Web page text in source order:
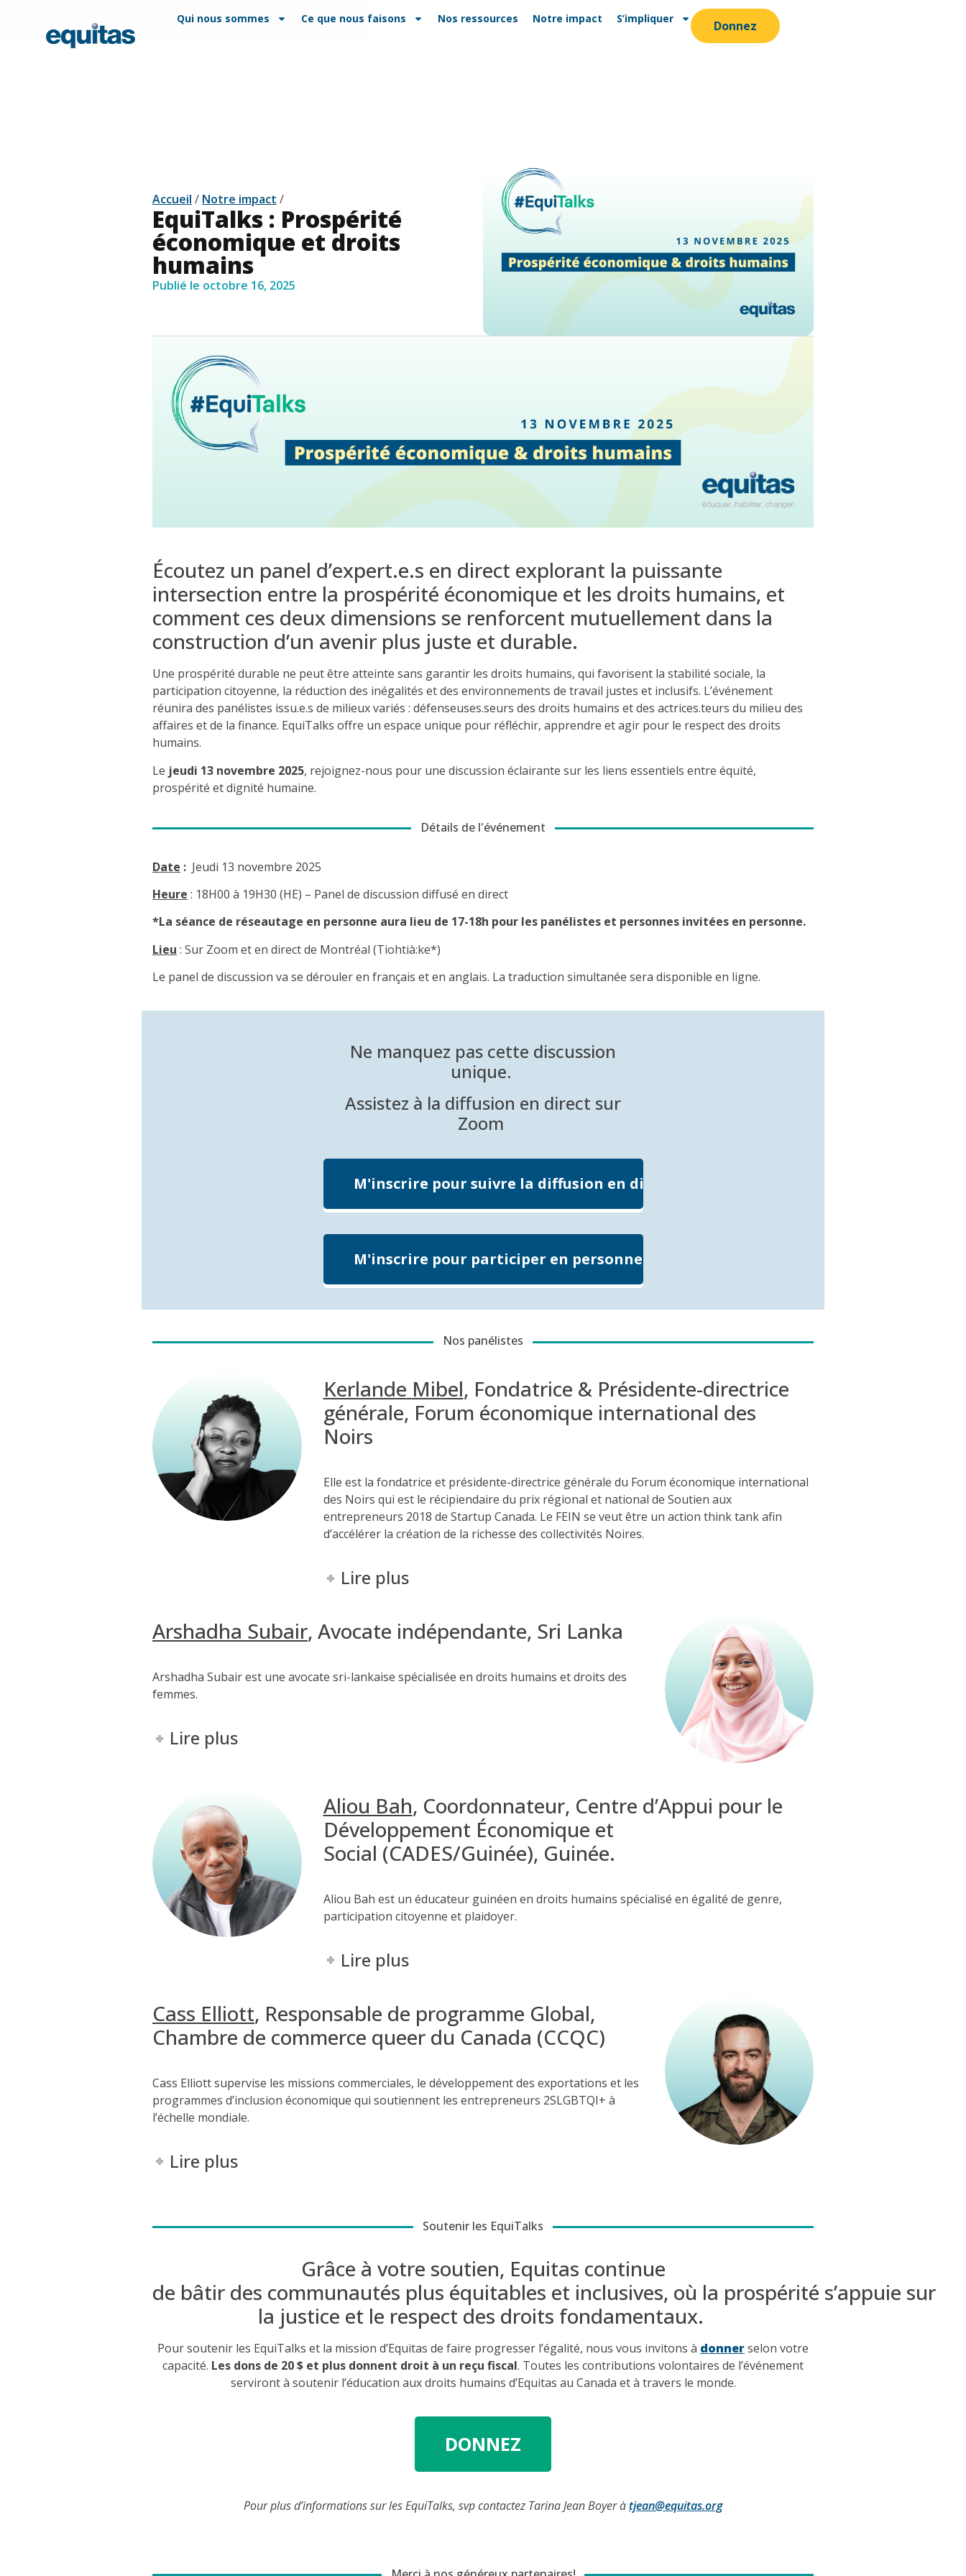
Qui nous sommes Ce que nous faisons Nos ressources Notre impact S’impliquer Donnez
Accueil / Notre impact /
EquiTalks : Prospérité
économique et droits
humains
Publié le octobre 16, 2025
Écoutez un panel d’expert.e.s en direct explorant la puissante
intersection entre la prospérité économique et les droits humains, et
comment ces deux dimensions se renforcent mutuellement dans la
construction d’un avenir plus juste et durable.
Une prospérité durable ne peut être atteinte sans garantir les droits humains, qui favorisent la stabilité sociale, la
participation citoyenne, la réduction des inégalités et des environnements de travail justes et inclusifs. L’événement
réunira des panélistes issu.e.s de milieux variés : défenseuses.seurs des droits humains et des actrices.teurs du milieu des
affaires et de la finance. EquiTalks offre un espace unique pour réfléchir, apprendre et agir pour le respect des droits
humains.
Le jeudi 13 novembre 2025, rejoignez-nous pour une discussion éclairante sur les liens essentiels entre équité,
prospérité et dignité humaine.
Détails de l'événement
Date : Jeudi 13 novembre 2025
Heure : 18H00 à 19H30 (HE) – Panel de discussion diffusé en direct
*La séance de réseautage en personne aura lieu de 17-18h pour les panélistes et personnes invitées en personne.
Lieu : Sur Zoom et en direct de Montréal (Tiohtià:ke*)
Le panel de discussion va se dérouler en français et en anglais. La traduction simultanée sera disponible en ligne.
Ne manquez pas cette discussion
unique.
Assistez à la diffusion en direct sur
Zoom
M'inscrire pour suivre la diffusion en direct
M'inscrire pour participer en personne
Nos panélistes
Kerlande Mibel, Fondatrice & Présidente-directrice
générale, Forum économique international des
Noirs
Elle est la fondatrice et présidente-directrice générale du Forum économique international
des Noirs qui est le récipiendaire du prix régional et national de Soutien aux
entrepreneurs 2018 de Startup Canada. Le FEIN se veut être un action thinktank afin
d’accélérer la création de la richesse des collectivités Noires.
Lire plus
Arshadha Subair, Avocate indépendante, Sri Lanka
Arshadha Subairest une avocate sri-lankaise spécialisée en droits humains et droits des
femmes.
Lire plus
Aliou Bah, Coordonnateur, Centre d’Appui pour le
Développement Économique et
Social (CADES/Guinée), Guinée.
Aliou Bah est un éducateur guinéen en droits humains spécialisé en égalité de genre,
participation citoyenne et plaidoyer.
Lire plus
Cass Elliott, Responsable de programme Global,
Chambre de commerce queer du Canada (CCQC)
Cass Elliott supervise les missions commerciales, le développement des exportations et les
programmes d’inclusion économique qui soutiennent les entrepreneurs 2SLGBTQI+ à
l’échelle mondiale.
Lire plus
Soutenir les EquiTalks
Grâce à votre soutien, Equitas continue
de bâtir des communautés plus équitables et inclusives, où la prospérité s’appuie sur
la justice et le respect des droits fondamentaux.
Pour soutenir les EquiTalks et la mission d’Equitas de faire progresser l’égalité, nous vous invitons à donnerselon votre
capacité. Les dons de 20 $ et plus donnent droit à un reçu fiscal. Toutes les contributions volontaires de l’événement
serviront à soutenir l’éducation aux droits humains d’Equitas au Canada et à travers le monde.
DONNEZ
Pour plus d’informationssur lesEquiTalks, svpcontactez Tarina Jean Boyer àtjean@equitas.org